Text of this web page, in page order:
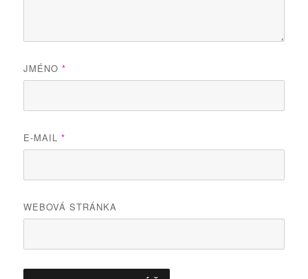
JMÉNO*
E-MAIL*
WEBOVÁ STRÁNKA